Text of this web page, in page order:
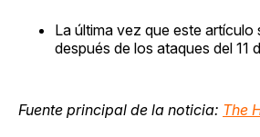
La última vez que este
después de los ataques del 11
Fuente principal de la noticia: The